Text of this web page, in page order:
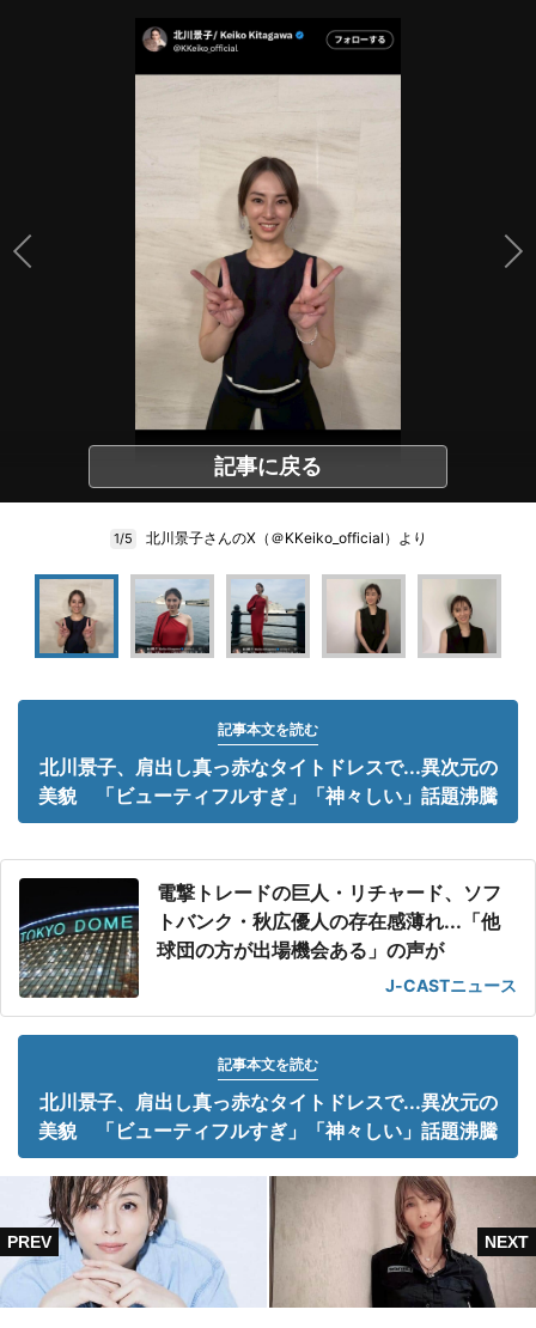
記事に戻る
1/5 北川景子さんのX（＠KKeiko_official）より
記事本文を読む
北川景子、肩出し真っ赤なタイトドレスで...異次元の
美貌 「ビューティフルすぎ」「神々しい」話題沸騰
電撃トレードの巨人・リチャード、ソフ
トバンク・秋広優人の存在感薄れ...「他
球団の方が出場機会ある」の声が
J-CASTニュース
記事本文を読む
北川景子、肩出し真っ赤なタイトドレスで...異次元の
美貌 「ビューティフルすぎ」「神々しい」話題沸騰